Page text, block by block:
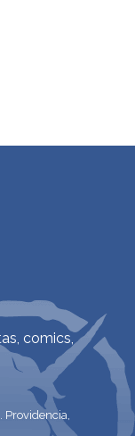
comics,
Providencia,